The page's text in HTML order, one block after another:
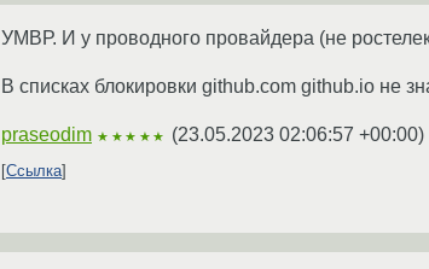
УМВР. И у проводного провайдера (не
В списках блокировки github.com github.io не
praseodim ★★★★★ (23.05.2023 02:06:57 +00:00)
Ссылка